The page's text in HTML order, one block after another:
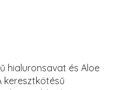
hialuronsavat és Aloe